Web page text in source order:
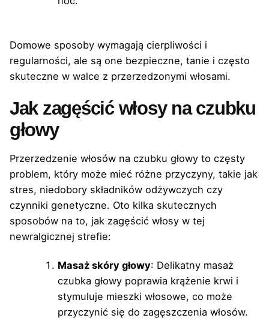
Domowe sposoby wymagają cierpliwości i
regularności, ale są one bezpieczne, tanie i często
skuteczne w walce z przerzedzonymi włosami.
Jak zagęścić włosy na czubku
głowy
Przerzedzenie włosów na czubku głowy to częsty
problem, który może mieć różne przyczyny, takie jak
stres, niedobory składników odżywczych czy
czynniki genetyczne. Oto kilka skutecznych
sposobów na to, jak zagęścić włosy w tej
newralgicznej strefie:
Masaż skóry głowy: Delikatny masaż
czubka głowy poprawia krążenie krwi i
stymuluje mieszki włosowe, co może
przyczynić się do zagęszczenia włosów.